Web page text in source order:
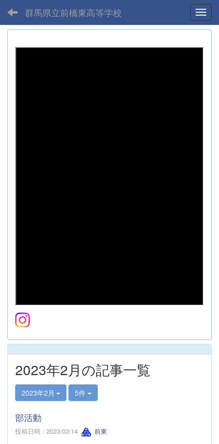
群馬県立前橋東高等学校
2023年2月の記事一覧
2023年2月 5件
部活動
投稿日時 : 2023/02/14 前東